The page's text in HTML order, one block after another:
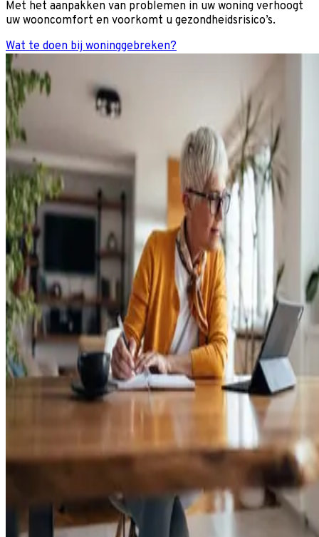
Met het aanpakken van problemen in uw woning verhoogt
uw wooncomfort en voorkomt u gezondheidsrisico’s.
Wat te doen bij woninggebreken?